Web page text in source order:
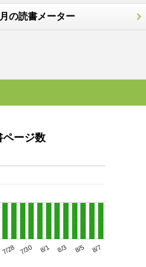
の読書メーター
ページ数
7/28 7/30 8/1 8/3 8/5 8/7